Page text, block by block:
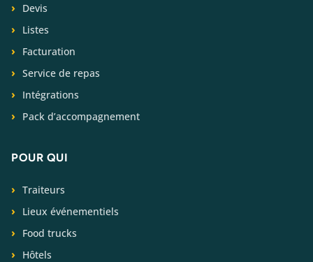
Devis
Listes
Facturation
Service de repas
Intégrations
Pack d’accompagnement
POUR QUI
Traiteurs
Lieux événementiels
Food trucks
Hôtels